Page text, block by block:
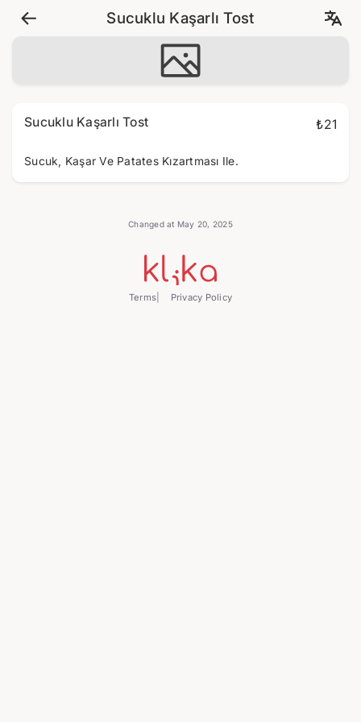
Sucuklu Kaşarlı Tost
Sucuklu Kaşarlı Tost ₺21
Sucuk, Kaşar Ve Patates Kızartması Ile.
Changed at May 20, 2025
Terms Privacy Policy